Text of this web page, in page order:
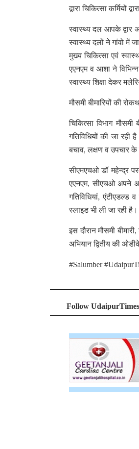
द्वारा चिकित्सा कर्मियों
स्वास्थ्य दल आपके द्वार
स्वास्थ्य दलों ने गांवो में
मुख्य चिकित्सा एवं
एएनएम व आशा ने
स्वास्थ्य शिक्षा देकर
मौसमी बीमारियों की
चिकित्सा विभाग
गतिविधियों की जा रही
बचाव, लक्षण व उपचार
सीएमएचओ डॉ महेन्द्र
एएनएम, सीएचओ अपने
गतिविधियां, एंटीएडल्ड
स्लाइड भी ली जा रही है।
इस दौरान मौसमी
अभियान द्वितीय की
#Salumber
Follow